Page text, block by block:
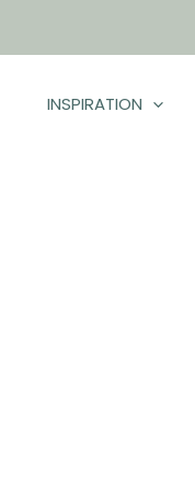
INSPIRATION